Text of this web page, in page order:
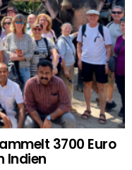
3700 Euro
Indien